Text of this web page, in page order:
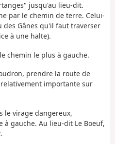
jusqu'au lieu-dit.
par le chemin de terre. Celui-
des Gânes qu'il faut traverser
à une halte).
chemin le plus à gauche.
prendre la route de
importante sur
le virage dangereux,
gauche. Au lieu-dit Le Boeuf,